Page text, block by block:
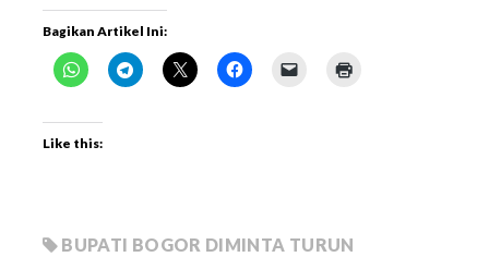
Bagikan Artikel Ini:
Like this:
BUPATI BOGOR DIMINTA TURUN